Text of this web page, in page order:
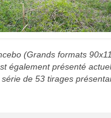
(Grands formats
également présenté
série de 53 tirages